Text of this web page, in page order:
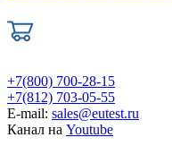
+7(800) 700-28-15
+7(812) 703-05-55
E-mail: sales@eutest.ru
Канал на Youtube